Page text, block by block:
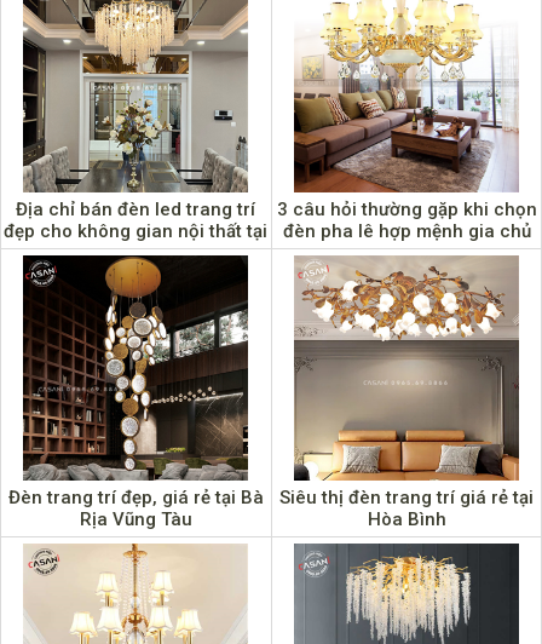
Địa chỉ bán đèn led trang trí
đẹp cho không gian nội thất tại
Cao Bằng
3 câu hỏi thường gặp khi chọn
đèn pha lê hợp mệnh gia chủ
Đèn trang trí đẹp, giá rẻ tại Bà
Rịa Vũng Tàu
Siêu thị đèn trang trí giá rẻ tại
Hòa Bình